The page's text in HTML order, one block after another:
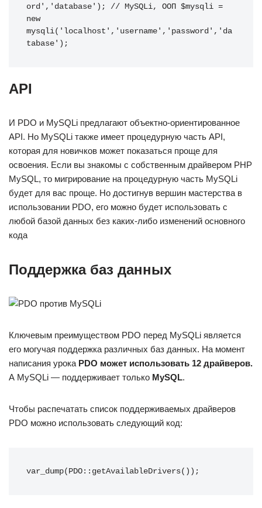
ord','database'); // MySQLi, ООП $mysqli =
new
mysqli('localhost','username','password','da
tabase');
API
И PDO и MySQLi предлагают объектно-ориентированное
API. Но MySQLi также имеет процедурную часть API,
которая для новичков может показаться проще для
освоения. Если вы знакомы с собственным драйвером PHP
MySQL, то мигрирование на процедурную часть MySQLi
будет для вас проще. Но достигнув вершин мастерства в
использовании PDO, его можно будет использовать с
любой базой данных без каких-либо изменений основного
кода
Поддержка баз данных
Ключевым преимуществом PDO перед MySQLi является
его могучая поддержка различных баз данных. На момент
написания урока PDO может использовать 12 драйверов.
А MySQLi — поддерживает только MySQL.
Чтобы распечатать список поддерживаемых драйверов
PDO можно использовать следующий код:
var_dump(PDO::getAvailableDrivers());